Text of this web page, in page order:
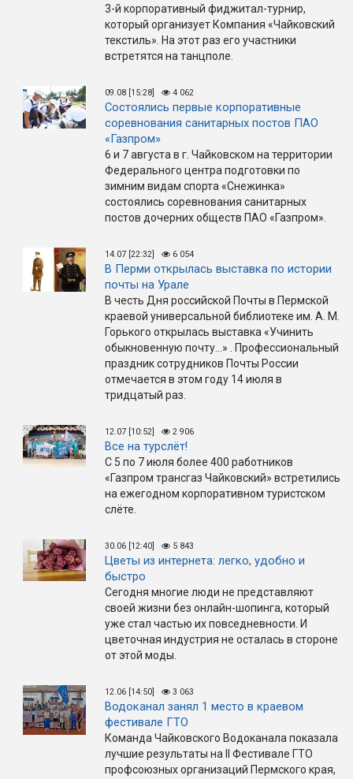
3-й корпоративный фиджитал-турнир,
который организует Компания «Чайковский
текстиль». На этот раз его участники
встретятся на танцполе.
09.08 [15:28] 4 062
Состоялись первые корпоративные
соревнования санитарных постов ПАО
«Газпром»
6 и 7 августа в г. Чайковском на территории
Федерального центра подготовки по
зимним видам спорта «Снежинка»
состоялись соревнования санитарных
постов дочерних обществ ПАО «Газпром».
14.07 [22:32] 6 054
В Перми открылась выставка по истории
почты на Урале
В честь Дня российской Почты в Пермской
краевой универсальной библиотеке им. А. М.
Горького открылась выставка «Учинить
обыкновенную почту…» . Профессиональный
праздник сотрудников Почты России
отмечается в этом году 14 июля в
тридцатый раз.
12.07 [10:52] 2 906
Все на турслёт!
С 5 по 7 июля более 400 работников
«Газпром трансгаз Чайковский» встретились
на ежегодном корпоративном туристском
слёте.
30.06 [12:40] 5 843
Цветы из интернета: легко, удобно и
быстро
Сегодня многие люди не представляют
своей жизни без онлайн-шопинга, который
уже стал частью их повседневности. И
цветочная индустрия не осталась в стороне
от этой моды.
12.06 [14:50] 3 063
Водоканал занял 1 место в краевом
фестивале ГТО
Команда Чайковского Водоканала показала
лучшие результаты на II Фестивале ГТО
профсоюзных организаций Пермского края,